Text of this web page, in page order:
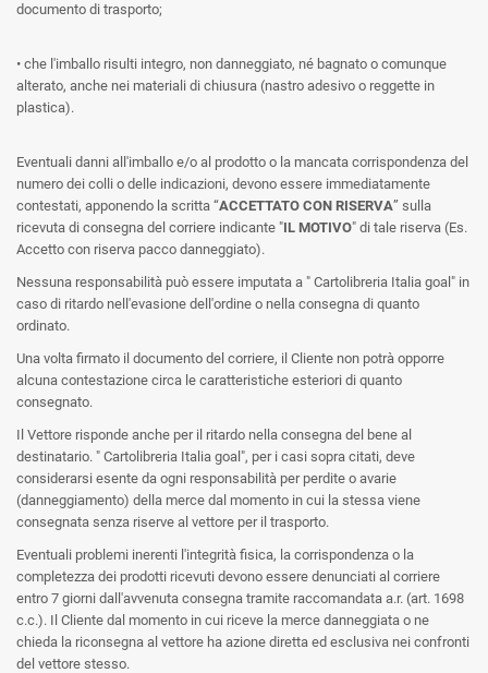
documento di trasporto;
• che l'imballo risulti integro, non danneggiato, né bagnato o comunque
alterato, anche nei materiali di chiusura (nastro adesivo o reggette in
plastica).
Eventuali danni all'imballo e/o al prodotto o la mancata corrispondenza del
numero dei colli o delle indicazioni, devono essere immediatamente
contestati, apponendo la scritta “ACCETTATO CON RISERVA” sulla
ricevuta di consegna del corriere indicante "IL MOTIVO" di tale riserva (Es.
Accetto con riserva pacco danneggiato).
Nessuna responsabilità può essere imputata a " Cartolibreria Italia goal" in
caso di ritardo nell'evasione dell'ordine o nella consegna di quanto
ordinato.
Una volta firmato il documento del corriere, il Cliente non potrà opporre
alcuna contestazione circa le caratteristiche esteriori di quanto
consegnato.
Il Vettore risponde anche per il ritardo nella consegna del bene al
destinatario. " Cartolibreria Italia goal", per i casi sopra citati, deve
considerarsi esente da ogni responsabilità per perdite o avarie
(danneggiamento) della merce dal momento in cui la stessa viene
consegnata senza riserve al vettore per il trasporto.
Eventuali problemi inerenti l'integrità fisica, la corrispondenza o la
completezza dei prodotti ricevuti devono essere denunciati al corriere
entro 7 giorni dall'avvenuta consegna tramite raccomandata a.r. (art. 1698
c.c.). Il Cliente dal momento in cui riceve la merce danneggiata o ne
chieda la riconsegna al vettore ha azione diretta ed esclusiva nei confronti
del vettore stesso.